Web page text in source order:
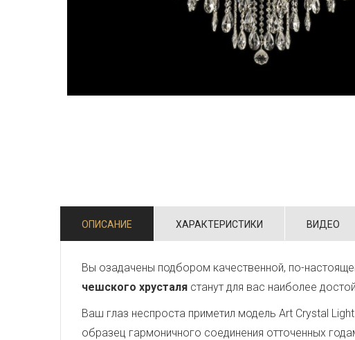
ОПИСАНИЕ ХАРАКТЕРИСТИКИ ВИДЕО
Вы озадачены подбором качественной, по-
чешского хрусталя станут для вас наиболее
Ваш глаз неспроста приметил модель Art Crystal Light
образец гармоничного соединения отточенных